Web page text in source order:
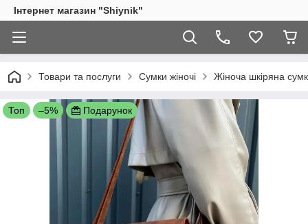
Інтернет магазин "Shiynik"
Товари та послуги Сумки жіночі Жіноча шкіряна
Топ –5% Подарунок